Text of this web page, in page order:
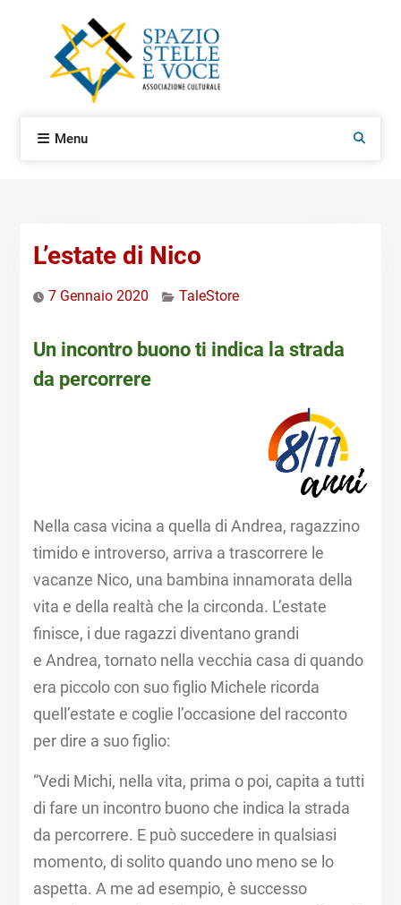
Menu Search
L’estate di Nico
7 Gennaio 2020 TaleStore
Un incontro buono ti indica la strada
da percorrere
Nella casa vicina a quella di Andrea, ragazzino
timido e introverso, arriva a trascorrere le
vacanze Nico, una bambina innamorata della
vita e della realtà che la circonda. L’estate
finisce, i due ragazzi diventano grandi
e Andrea, tornato nella vecchia casa di quando
era piccolo con suo figlio Michele ricorda
quell’estate e coglie l’occasione del racconto
per dire a suo figlio:​
“Vedi Michi, nella vita, prima o poi, capita a tutti
di fare un incontro buono che indica la strada
da percorrere. E può succedere in qualsiasi
momento, di solito quando uno meno se lo
aspetta. A me ad esempio, è successo